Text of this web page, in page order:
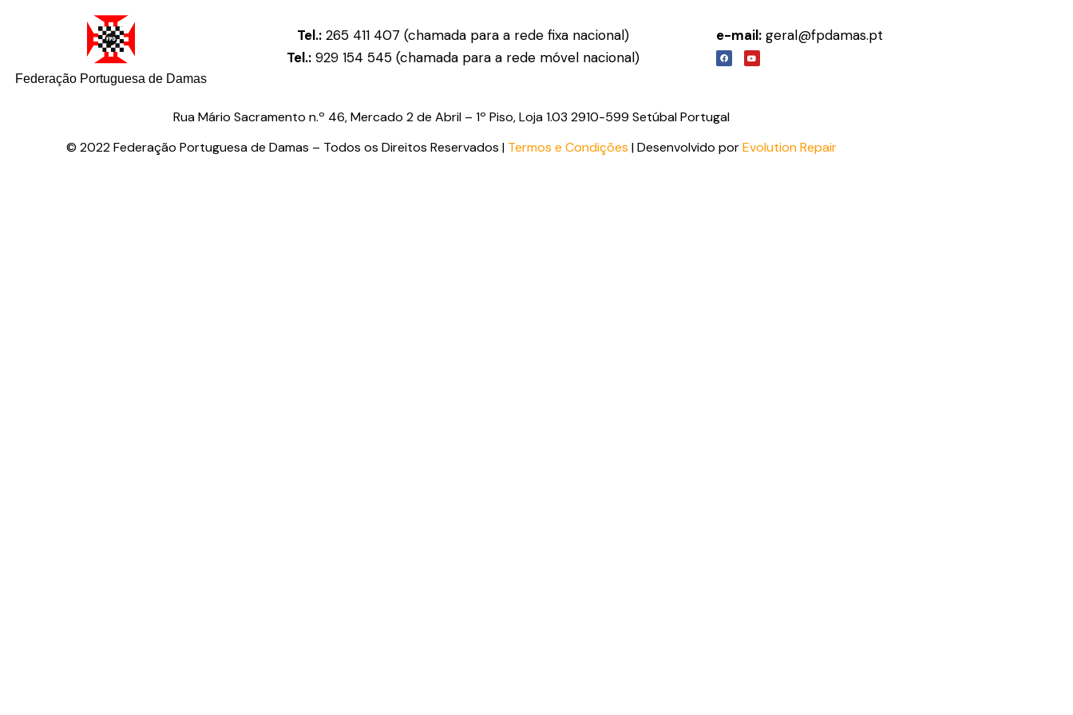
Federação Portuguesa de Damas
Tel.:265 411 407 (chamada para a rede fixa nacional)
Tel.:929 154 545 (chamada para a rede móvel nacional)
e-mail: geral@fpdamas.pt
Rua Mário Sacramento n.º 46, Mercado 2 de Abril – 1º Piso, Loja 1.03 2910-599 Setúbal Portugal
© 2022 Federação Portuguesa de Damas – Todos os Direitos Reservados | Termos e Condições | Desenvolvido porEvolution Repair